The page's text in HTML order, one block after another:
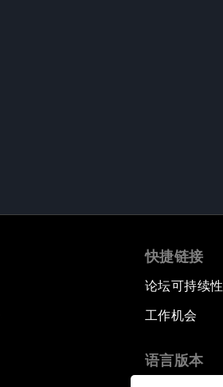
快捷链接
论坛可持续性
工作机会
语言版本